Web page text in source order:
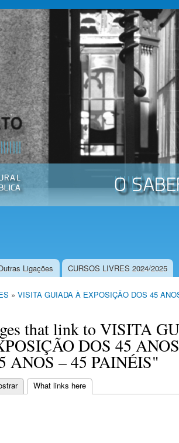
Passar
para o
conteúdo
principal
Ligações CURSOS LIVRES 2024/2025
» VISITA GUIADA À EXPOSIÇÃO DOS 45
that link to VISITA
DOS 45
ANOS – 45 PAINÉIS"
primários
What links here